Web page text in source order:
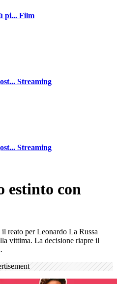
pi... Film
Streaming
Streaming
estinto con
reato per Leonardo La Russa
vittima. La decisione riapre il